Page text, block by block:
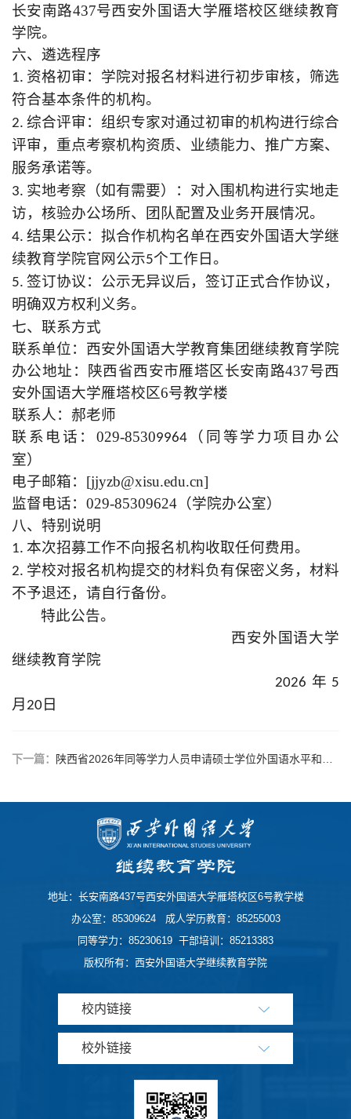
长安南路437号西安外国语大学雁塔校区继续教育
学院。
六、遴选程序
1. 资格初审：学院对报名材料进行初步审核，筛选
符合基本条件的机构。
2. 综合评审：组织专家对通过初审的机构进行综合
评审，重点考察机构资质、业绩能力、推广方案、
服务承诺等。
3. 实地考察（如有需要）：对入围机构进行实地走
访，核验办公场所、团队配置及业务开展情况。
4. 结果公示：拟合作机构名单在西安外国语大学继
续教育学院官网公示5个工作日。
5. 签订协议：公示无异议后，签订正式合作协议，
明确双方权利义务。
七、联系方式
联系单位：西安外国语大学教育集团继续教育学院
办公地址：陕西省西安市雁塔区长安南路437号西
安外国语大学雁塔校区6号教学楼
联系人：郝老师
联系电话：029-85309964（同等学力项目办公
室）
电子邮箱：[jjyzb@xisu.edu.cn]
监督电话：029-85309624（学院办公室）
八、特别说明
1. 本次招募工作不向报名机构收取任何费用。
2. 学校对报名机构提交的材料负有保密义务，材料
不予退还，请自行备份。
特此公告。
西安外国语大学
继续教育学院
2026年5
月20日
下一篇： 陕西省2026年同等学力人员申请硕士学位外国语水平和学科综合水平全国统一考试考生须知
地址：长安南路437号西安外国语大学雁塔校区6号教学楼
办公室：85309624 成人学历教育：85255003
同等学力：85230619 干部培训：85213383
版权所有：西安外国语大学继续教育学院
校内链接
校外链接